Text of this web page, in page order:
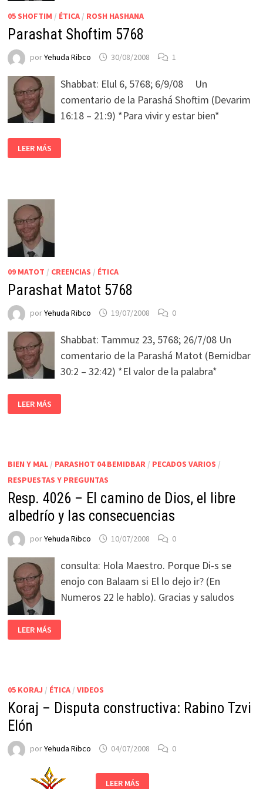
05 SHOFTIM / ÉTICA/ ROSH HASHANA
Parashat Shoftim 5768
porYehuda Ribco 30/08/2008 1
Shabbat: Elul 6, 5768; 6/9/08 Un
comentario de la Parashá Shoftim (Devarim
16:18 – 21:9) *Para vivir y estar bien*
LEER MÁS
09 MATOT / CREENCIAS / ÉTICA
Parashat Matot 5768
porYehuda Ribco 19/07/2008 0
Shabbat: Tammuz 23, 5768; 26/7/08 Un
comentario de la Parashá Matot (Bemidbar
30:2 – 32:42) *El valor de la palabra*
LEER MÁS
BIEN Y MAL/ PARASHOT 04 BEMIDBAR/ PECADOS VARIOS /
RESPUESTAS Y PREGUNTAS
Resp. 4026 – El camino de Dios, el libre
albedrío y las consecuencias
porYehuda Ribco 10/07/2008 0
consulta: Hola Maestro. Porque Di-s se
enojo con Balaam si El lo dejo ir? (En
Numeros 22 le hablo). Gracias y saludos
LEER MÁS
05 KORAJ / ÉTICA/ VIDEOS
Koraj – Disputa constructiva: Rabino Tzvi
Elón
porYehuda Ribco 04/07/2008 0
LEER MÁS